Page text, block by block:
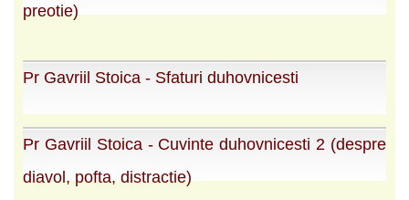
preotie)
Pr Gavriil Stoica - Sfaturi duhovnicesti
Pr Gavriil Stoica - Cuvinte duhovnicesti 2 (despre
diavol, pofta, distractie)